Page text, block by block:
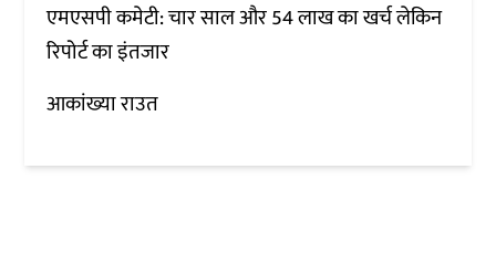
एमएसपी कमेटी: चार साल और 54 लाख का खर्च लेकिन
रिपोर्ट का इंतजार
आकांख्या राउत